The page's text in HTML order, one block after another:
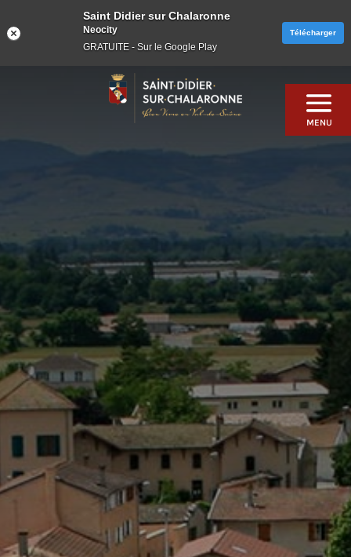
Saint Didier sur Chalaronne
Neocity
GRATUITE - Sur le Google Play
Télécharger